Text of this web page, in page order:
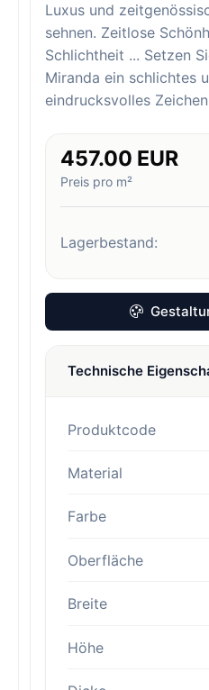
Luxus und
sehnen. Zeitlose
Schlichtheit ... Setzen
Miranda ein schlichtes
eindrucksvolles
457.00 EUR
Preis pro m²
Lagerbestand:
Technische
Produktcode
Material
Farbe
Oberfläche
Breite
Höhe